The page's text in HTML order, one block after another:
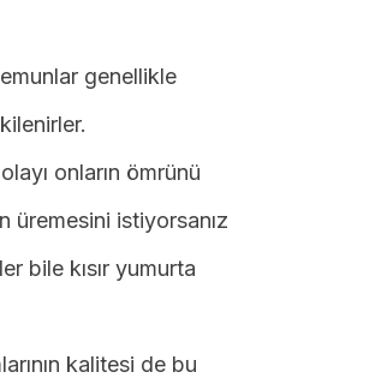
genellikle
onların ömrünü
üremesini istiyorsanız
bile kısır yumurta
kalitesi de bu